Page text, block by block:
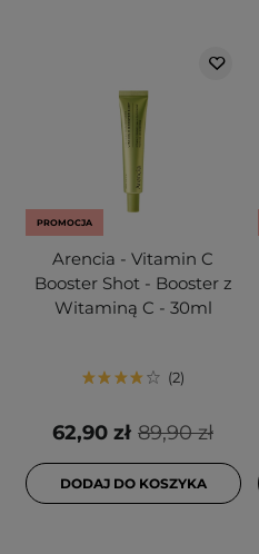
PROMOCJA
Arencia - Vitamin C
Booster Shot - Booster z
Witaminą C - 30ml
2
89,90 zł
62,90 zł
DODAJ DO KOSZYKA